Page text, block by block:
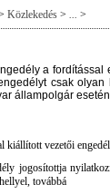
Közlekedés > ... >
a fordítással
csak
állampolgár
kiállított vezetői
jogosítottja
továbbá